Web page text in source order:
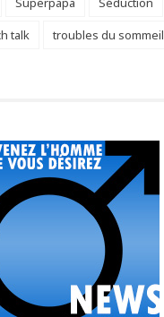
talk troubles du sommeil